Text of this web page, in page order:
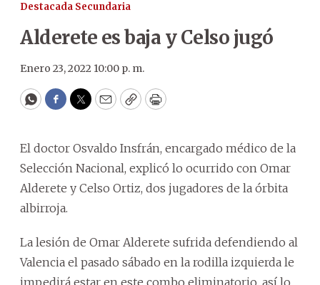
Destacada Secundaria
Alderete es baja y Celso jugó
Enero 23, 2022 10:00 p. m.
WhatsApp
Facebook
Twitter
EmailCopyPrint
El doctor Osvaldo Insfrán, encargado médico de la
Selección Nacional, explicó lo ocurrido con Omar
Alderete y Celso Ortiz, dos jugadores de la órbita
albirroja.
La lesión de Omar Alderete sufrida defendiendo al
Valencia el pasado sábado en la rodilla izquierda le
impedirá estar en este combo eliminatorio, así lo